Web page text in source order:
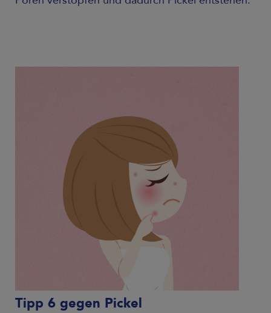
Tipp 6 gegen Pickel